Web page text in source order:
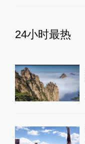
24小时最热